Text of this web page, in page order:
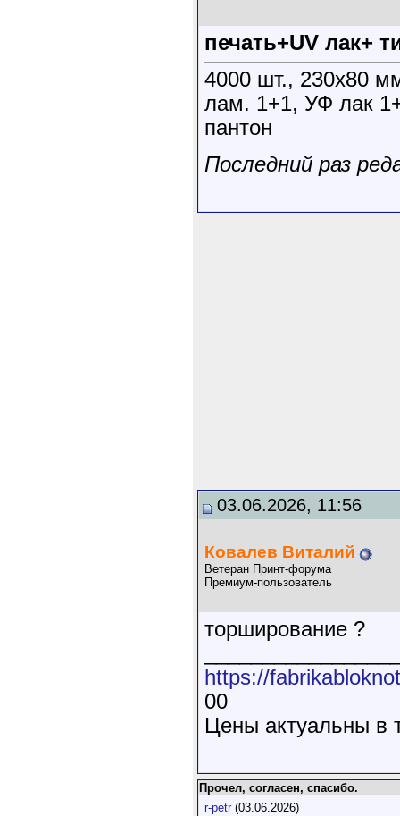
печать+UV лак+
4000 шт., 230х80
лам. 1+1, УФ лак
пантон
Последний раз
03.06.2026, 11:56
Ковалев Виталий
Ветеран Принт-форума
Премиум-пользователь
торширование ?
https://
00
Цены актуальны в
Прочел, согласен, спасибо.
r-petr (03.06.2026)